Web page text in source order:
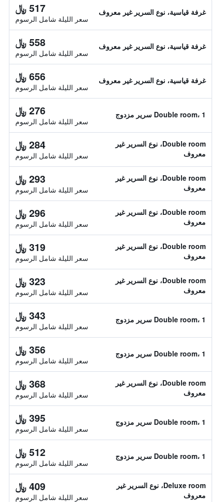
غرفة قياسية، نوع السرير غير معروف 517 ﷼
سعر الليلة شامل الرسوم
غرفة قياسية، نوع السرير غير معروف 558 ﷼
سعر الليلة شامل الرسوم
غرفة قياسية، نوع السرير غير معروف 656 ﷼
سعر الليلة شامل الرسوم
Double room، 1 سرير مزدوج 276 ﷼
سعر الليلة شامل الرسوم
Double room، نوع السرير غير
معروف
284 ﷼
سعر الليلة شامل الرسوم
Double room، نوع السرير غير
معروف
293 ﷼
سعر الليلة شامل الرسوم
Double room، نوع السرير غير
معروف
296 ﷼
سعر الليلة شامل الرسوم
Double room، نوع السرير غير
معروف
319 ﷼
سعر الليلة شامل الرسوم
Double room، نوع السرير غير
معروف
323 ﷼
سعر الليلة شامل الرسوم
Double room، 1 سرير مزدوج 343 ﷼
سعر الليلة شامل الرسوم
Double room، 1 سرير مزدوج 356 ﷼
سعر الليلة شامل الرسوم
Double room، نوع السرير غير
معروف
368 ﷼
سعر الليلة شامل الرسوم
Double room، 1 سرير مزدوج 395 ﷼
سعر الليلة شامل الرسوم
Double room، 1 سرير مزدوج 512 ﷼
سعر الليلة شامل الرسوم
Deluxe room، نوع السرير غير
معروف
409 ﷼
سعر الليلة شامل الرسوم